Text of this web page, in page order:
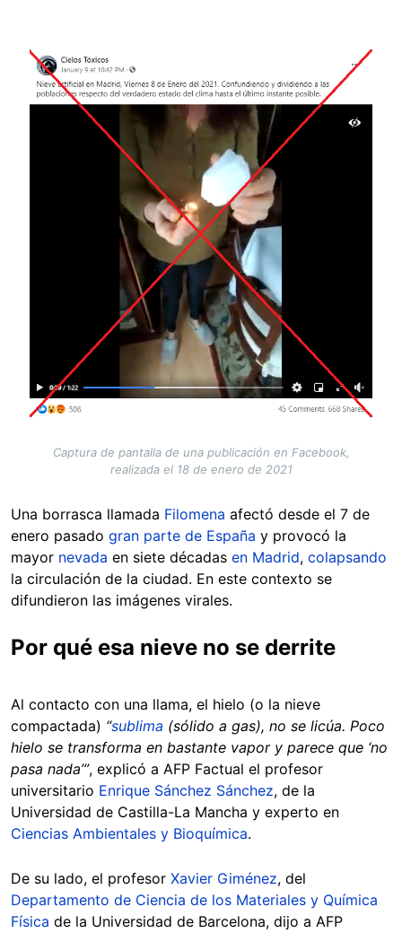
Image
Captura de pantalla de una publicación en Facebook,
realizada el 18 de enero de 2021
Una borrasca llamada Filomena afectó desde el 7 de
enero pasado gran parte de España y provocó la
mayor nevada en siete décadas en Madrid, colapsando
la circulación de la ciudad. En este contexto se
difundieron las imágenes virales.
Por qué esa nieve no se derrite
Al contacto con una llama, el hielo (o la nieve
compactada) “sublima (sólido a gas), no se licúa. Poco
hielo se transforma en bastante vapor y parece que ‘no
pasa nada’”, explicó a AFP Factual el profesor
universitario Enrique Sánchez Sánchez, de la
Universidad de Castilla-La Mancha y experto en
Ciencias Ambientales y Bioquímica.
De su lado, el profesor Xavier Giménez, del
Departamento de Ciencia de los Materiales y Química
Física de la Universidad de Barcelona, dijo a AFP